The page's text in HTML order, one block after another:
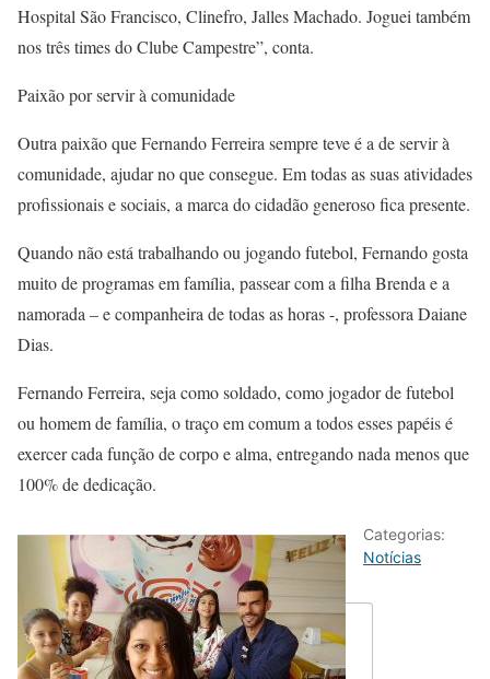
Hospital São Francisco, Clinefro, Jalles Machado. Joguei também
nos três times do Clube Campestre”, conta.
Paixão por servir à comunidade
Outra paixão que Fernando Ferreira sempre teve é a de servir à
comunidade, ajudar no que consegue. Em todas as suas atividades
profissionais e sociais, a marca do cidadão generoso fica presente.
Quando não está trabalhando ou jogando futebol, Fernando gosta
muito de programas em família, passear com a filha Brenda e a
namorada – e companheira de todas as horas -, professora Daiane
Dias.
Fernando Ferreira, seja como soldado, como jogador de futebol
ou homem de família, o traço em comum a todos esses papéis é
exercer cada função de corpo e alma, entregando nada menos que
100% de dedicação.
Categorias:
Notícias